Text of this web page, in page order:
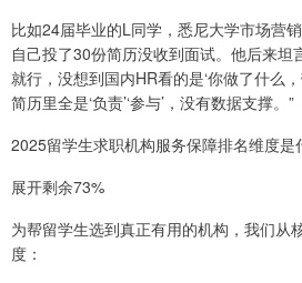
比如24届毕业的L同学，悉尼大学市场营
自己投了30份简历没收到面试。他后来坦
就行，没想到国内HR看的是‘你做了什么
简历里全是‘负责’‘参与’，没有数据支撑。”
2025留学生求职机构服务保障排名维度是
展开剩余73%
为帮留学生选到真正有用的机构，我们从
度：